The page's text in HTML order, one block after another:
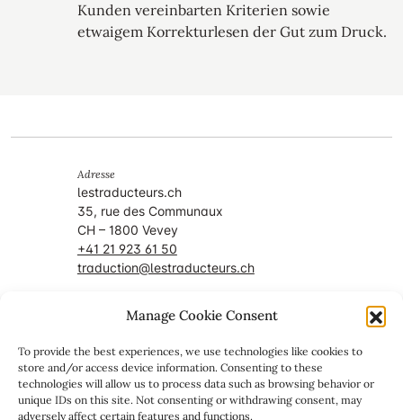
Manage Cookie Consent
To provide the best experiences, we use technologies like cookies to
store and/or access device information. Consenting to these
technologies will allow us to process data such as browsing behavior or
unique IDs on this site. Not consenting or withdrawing consent, may
adversely affect certain features and functions.
Kunden vereinbarten Kriterien sowie
etwaigem Korrekturlesen der Gut zum Druck.
Adresse
lestraducteurs.ch
35, rue des Communaux
CH – 1800 Vevey
+41 21 923 61 50
traduction@lestraducteurs.ch
Mitglied von